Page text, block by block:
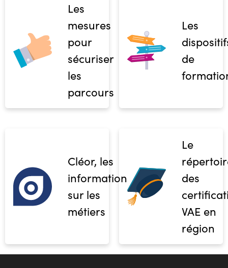
Les
mesures
pour
sécuriser
les
parcours
Les
de
Cléor, les
informations
sur les
métiers
Le
des
VAE en
région